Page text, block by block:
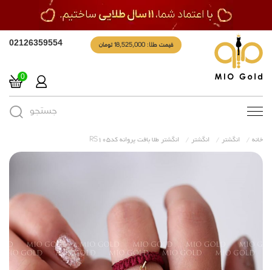
قیمت طلا: 18,525,000 تومان 02126359554
0
Toggle جستجو
خانه انگشتر انگشتر انگشتر طلا بافت پروانه کدRS105